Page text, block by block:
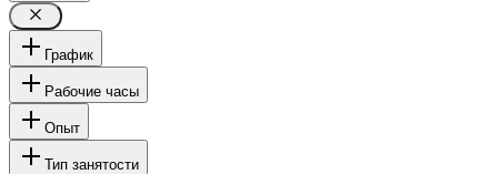
График
Рабочие часы
Опыт
Тип занятости